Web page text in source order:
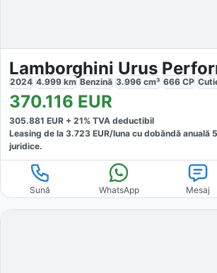
Lamborghini Urus
2024 4.999 km Benzină 3.996 cm³ 666 CP
370.116 EUR
305.881 EUR + 21% TVA deductibil
Leasing de la 3.723 EUR/luna cu dobăndă anuală
juridice.
Sună WhatsApp Mesaj